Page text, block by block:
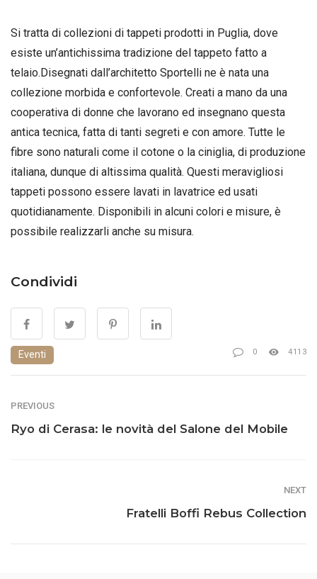
Si tratta di collezioni di tappeti prodotti in Puglia, dove
esiste un’antichissima tradizione del tappeto fatto a
telaio.Disegnati dall’architetto Sportelli ne è nata una
collezione morbida e confortevole. Creati a mano da una
cooperativa di donne che lavorano ed insegnano questa
antica tecnica, fatta di tanti segreti e con amore. Tutte le
fibre sono naturali come il cotone o la ciniglia, di produzione
italiana, dunque di altissima qualità. Questi meravigliosi
tappeti possono essere lavati in lavatrice ed usati
quotidianamente. Disponibili in alcuni colori e misure, è
possibile realizzarli anche su misura.
Condividi
Eventi 0 4113
PREVIOUS
Ryo di Cerasa: le novità del Salone del Mobile
NEXT
Fratelli Boffi Rebus Collection